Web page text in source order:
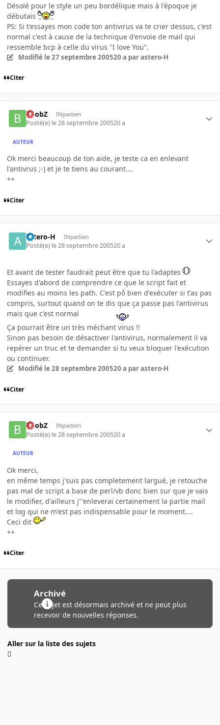
Désolé pour le style un peu bordélique mais à l'époque je
débutais
PS: Si t'essayes mon code ton antivirus va te crier dessus, c'est
normal c'est à cause de la technique d'envoie de mail qui
ressemble bcp à celle du virus "I love You".
Modifié le 27 septembre 200520 a par astero-H
Citer
BoobZ INpactien
Posté(e) le 28 septembre 200520 a
AUTEUR
Ok merci beaucoup de ton aide, je teste ca en enlevant
l'antivrus ;-) et je te tiens au courant....
++
Citer
astero-H INpactien
Posté(e) le 28 septembre 200520 a
Et avant de tester faudrait peut être que tu l'adaptes
Essayes d'abord de comprendre ce que le script fait et
modifies au moins les path. C'est pô bien d'exécuter si t'as pas
compris, surtout quand on te dis que ça passe pas l'antivirus
mais que c'est normal
Ça pourrait être un très méchant virus !!
Sinon pas besoin de désactiver l'antivirus, normalement il va
repérer un truc et te demander si tu veux bloquer l'exécution
ou continuer.
Modifié le 28 septembre 200520 a par astero-H
Citer
BoobZ INpactien
Posté(e) le 28 septembre 200520 a
AUTEUR
Ok merci,
en même temps j'suis pas completement largué, je retouche
pas mal de script a base de perl/vb donc bien sur que je vais
le modifier, d'ailleurs j"'enleverai certainement la partie mail
et log qui ne m'est pas indispensable pour le moment....
Ceci dit
++
Citer
Archivé
Ce sujet est désormais archivé et ne peut plus
recevoir de nouvelles réponses.
Aller sur la liste des sujets